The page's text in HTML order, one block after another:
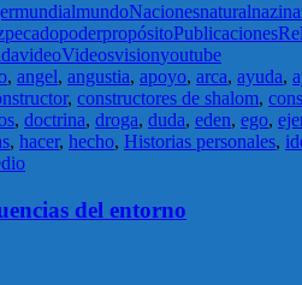
mundialmundoNacionesnaturalnazi
pecadopoderpropósitoPublicaciones
videoVideosvisionyoutube
, angel, angustia, apoyo, arca, ayuda,
, constructores de shalom,
, doctrina, droga, duda, eden, ego,
, hacer, hecho, Historias personales,
del entorno